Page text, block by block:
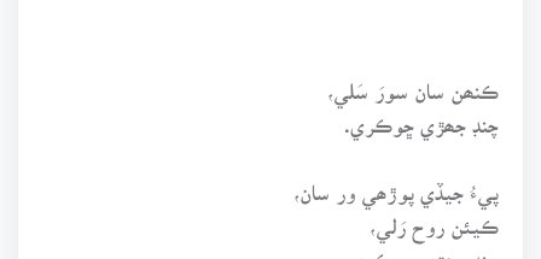
ڪنھن سان سورَ سَلي،
پيءُ جيڏي پوڙھي ور سان،
ڪيئن روح رَلي،